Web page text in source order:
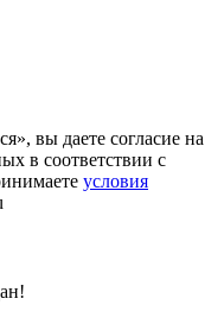
вы даете согласие на
в соответствии с
условия